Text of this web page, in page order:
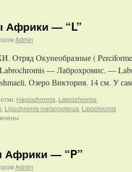
Африки — “L”
Admin
Окунеобразные (
Labrochromis — Лаброхромис. —
Озеро Виктория. 14 см. У
Haplochromis, Labrochromis
, Lipochromis melanopterus, Lipochromis
Африки — “P”
Admin